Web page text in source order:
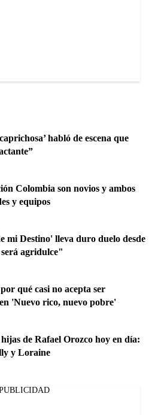
habló de escena que
Colombia son novios y ambos
y equipos
mi Destino' lleva duro duelo desde
agridulce"
qué casi no acepta ser
'Nuevo rico, nuevo pobre'
de Rafael Orozco hoy en día:
y Loraine